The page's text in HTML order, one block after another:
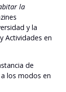
la
y la
Actividades en
de
los modos en